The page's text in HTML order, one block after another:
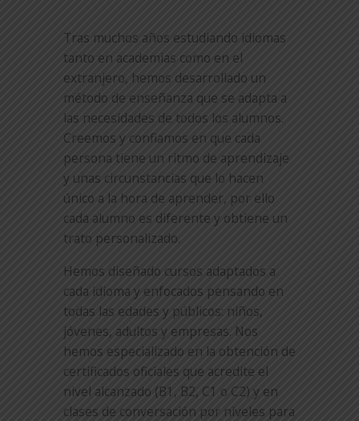
Tras muchos años estudiando idiomas
tanto en academias como en el
extranjero, hemos desarrollado un
método de enseñanza que se adapta a
las necesidades de todos los alumnos.
Creemos y confiamos en que cada
persona tiene un ritmo de aprendizaje
y unas circunstancias que lo hacen
único a la hora de aprender, por ello
cada alumno es diferente y obtiene un
trato personalizado.
Hemos diseñado cursos adaptados a
cada idioma y enfocados pensando en
todas las edades y públicos: niños,
jóvenes, adultos y empresas. Nos
hemos especializado en la obtención de
certificados oficiales que acredite el
nivel alcanzado (B1, B2, C1 o C2) y en
clases de conversación por niveles para